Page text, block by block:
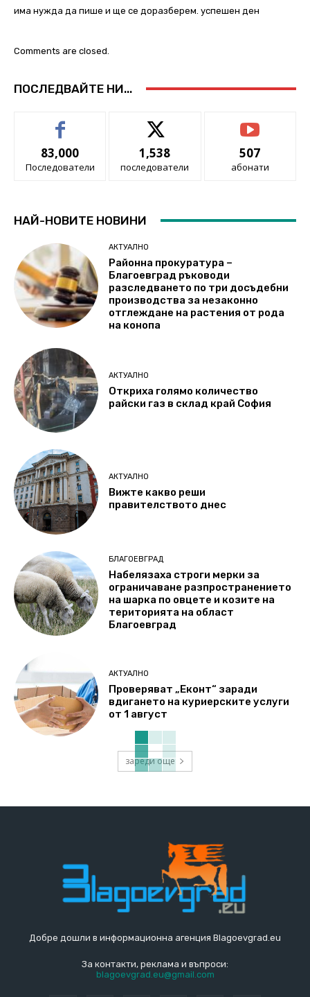
има нужда да пише и ще се доразберем. успешен ден
Comments are closed.
ПОСЛЕДВАЙТЕ НИ...
83,000
Последователи
1,538
последователи
507
абонати
НАЙ-НОВИТЕ НОВИНИ
АКТУАЛНО
Районна прокуратура –
Благоевград ръководи
разследването по три досъдебни
производства за незаконно
отглеждане на растения от рода
на конопа
АКТУАЛНО
Откриха голямо количество
райски газ в склад край София
АКТУАЛНО
Вижте какво реши
правителството днес
БЛАГОЕВГРАД
Набелязаха строги мерки за
ограничаване разпространението
на шарка по овцете и козите на
територията на област
Благоевград
АКТУАЛНО
Проверяват „Еконт“ заради
вдигането на куриерските услуги
от 1 август
зареди още
Добре дошли в информационна агенция Blagoevgrad.eu
За контакти, реклама и въпроси:
blagoevgrad.eu@gmail.com